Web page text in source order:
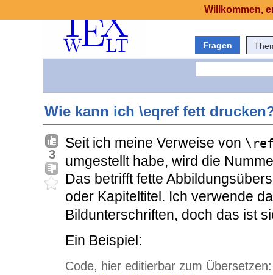
Fragen
Wie kann ich \eqref fett
3
Seit ich meine Verweise von
umgestellt habe, wird die
Das betrifft fette
oder Kapiteltitel. Ich verwende
Bildunterschriften, doch das ist
Ein Beispiel:
Code, hier editierbar zum Übersetzen:
Willkommen,